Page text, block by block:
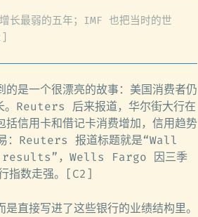
长最弱的五年；IMF 也把当时的世
是一个很漂亮的故事：美国消费者仍
Reuters 后来报道，华尔街大行在
信用卡和借记卡消费增加，信用趋势
：Reuters 报道标题就是“Wall
，Wells Fargo 因三季
指数走强。[C2]
直接写进了这些银行的业绩结构里。